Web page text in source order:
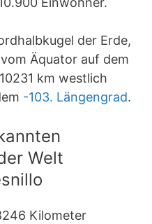
der Erde,
Äquator auf dem
10231 km westlich
-103. Längengrad.
Welt
Kilometer